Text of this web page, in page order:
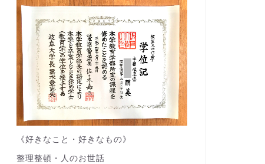
《好きなこと・好きなもの》
整理整頓・人のお世話